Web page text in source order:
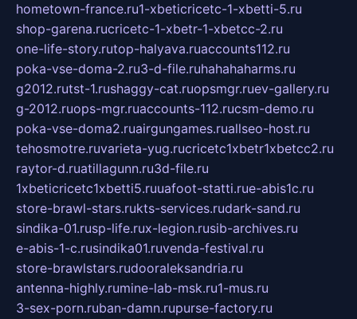
hometown-france.ru1-xbeticricetc-1-xbetti-5.ru
shop-garena.rucricetc-1-xbetr-1-xbetcc-2.ru
one-life-story.rutop-halyava.ruaccounts112.ru
poka-vse-doma-2.ru3-d-file.ruhahahaharms.ru
g2012.rutst-1.rushaggy-cat.ruopsmgr.ruev-gallery.ru
g-2012.ruops-mgr.ruaccounts-112.rucsm-demo.ru
poka-vse-doma2.ruairgungames.ruallseo-host.ru
tehosmotre.ruvarieta-yug.rucricetc1xbetr1xbetcc2.ru
raytor-d.ruatillagunn.ru3d-file.ru
1xbeticricetc1xbetti5.ruuafoot-statti.rue-abis1c.ru
store-brawl-stars.rukts-services.rudark-sand.ru
sindika-01.rusp-life.rux-legion.rusib-archives.ru
e-abis-1-c.rusindika01.ruvenda-festival.ru
store-brawlstars.rudooraleksandria.ru
antenna-highly.rumine-lab-msk.ru1-mus.ru
3-sex-porn.ruban-damn.rupurse-factory.ru